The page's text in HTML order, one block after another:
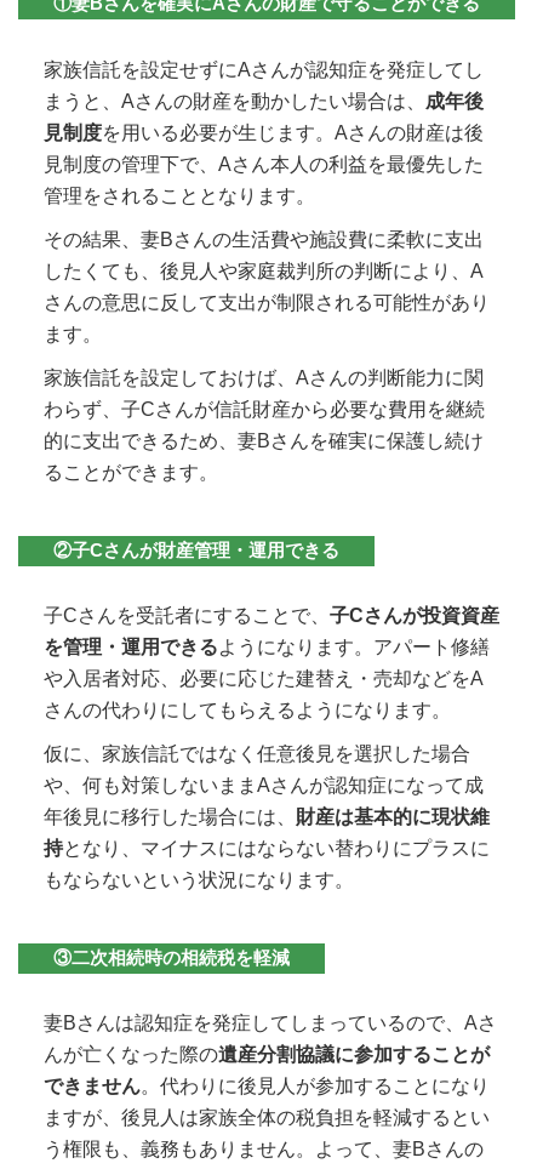
①妻Bさんを確実にAさんの財産で守ることができる
家族信託を設定せずにAさんが認知症を発症してし
まうと、Aさんの財産を動かしたい場合は、 成年後
見制度を用いる必要が生じます。Aさんの財産は後
見制度の管理下で、Aさん本人の利益を最優先した
管理をされることとなります。
その結果、妻Bさんの生活費や施設費に柔軟に支出
したくても、後見人や家庭裁判所の判断により、A
さんの意思に反して支出が制限される可能性があり
ます。
家族信託を設定しておけば、Aさんの判断能力に関
わらず、子Cさんが信託財産から必要な費用を継続
的に支出できるため、妻Bさんを確実に保護し続け
ることができます。
②子Cさんが財産管理・運用できる
子Cさんを受託者にすることで、 子Cさんが投資資産
を管理・運用できるようになります。アパート修繕
や入居者対応、必要に応じた建替え・売却などをA
さんの代わりにしてもらえるようになります。
仮に、家族信託ではなく任意後見を選択した場合
や、何も対策しないままAさんが認知症になって成
年後見に移行した場合には、 財産は基本的に現状維
持となり、マイナスにはならない替わりにプラスに
もならないという状況になります。
③二次相続時の相続税を軽減
妻Bさんは認知症を発症してしまっているので、Aさ
んが亡くなった際の遺産分割協議に参加することが
できません。代わりに後見人が参加することになり
ますが、後見人は家族全体の税負担を軽減するとい
う権限も、義務もありません。よって、妻Bさんの